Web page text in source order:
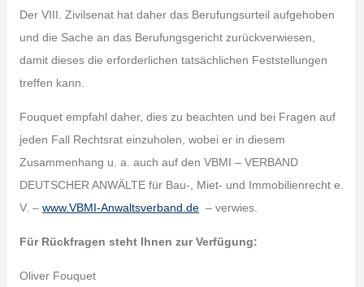
Der VIII. Zivilsenat hat daher das Berufungsurteil aufgehoben
und die Sache an das Berufungsgericht zurückverwiesen,
damit dieses die erforderlichen tatsächlichen Feststellungen
treffen kann.
Fouquet empfahl daher, dies zu beachten und bei Fragen auf
jeden Fall Rechtsrat einzuholen, wobei er in diesem
Zusammenhang u. a. auch auf den VBMI – VERBAND
DEUTSCHER ANWÄLTE für Bau-, Miet- und Immobilienrecht e.
V. – www.VBMI-Anwaltsverband.de– verwies.
Für Rückfragen steht Ihnen zur Verfügung:
Oliver Fouquet